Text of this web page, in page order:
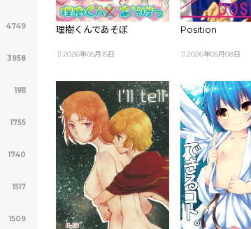
4749
3958
1911
1755
1740
1517
1509
理樹くんであそぼ
2026年05月15日
Position
2026年05月08日